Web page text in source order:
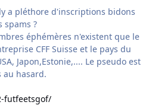
a pléthore d'inscriptions bidons
spams ?
éphémères n'existent que le
CFF Suisse et le pays du
Japon,Estonie,.... Le pseudo est
au hasard.
futfeetsgof/